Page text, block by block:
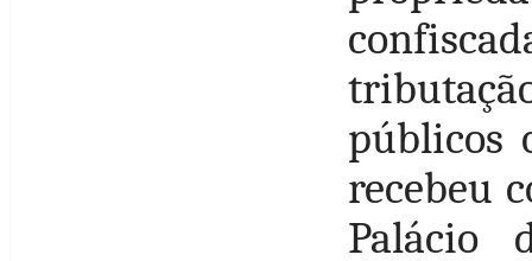
públicos
recebeu
Palácio